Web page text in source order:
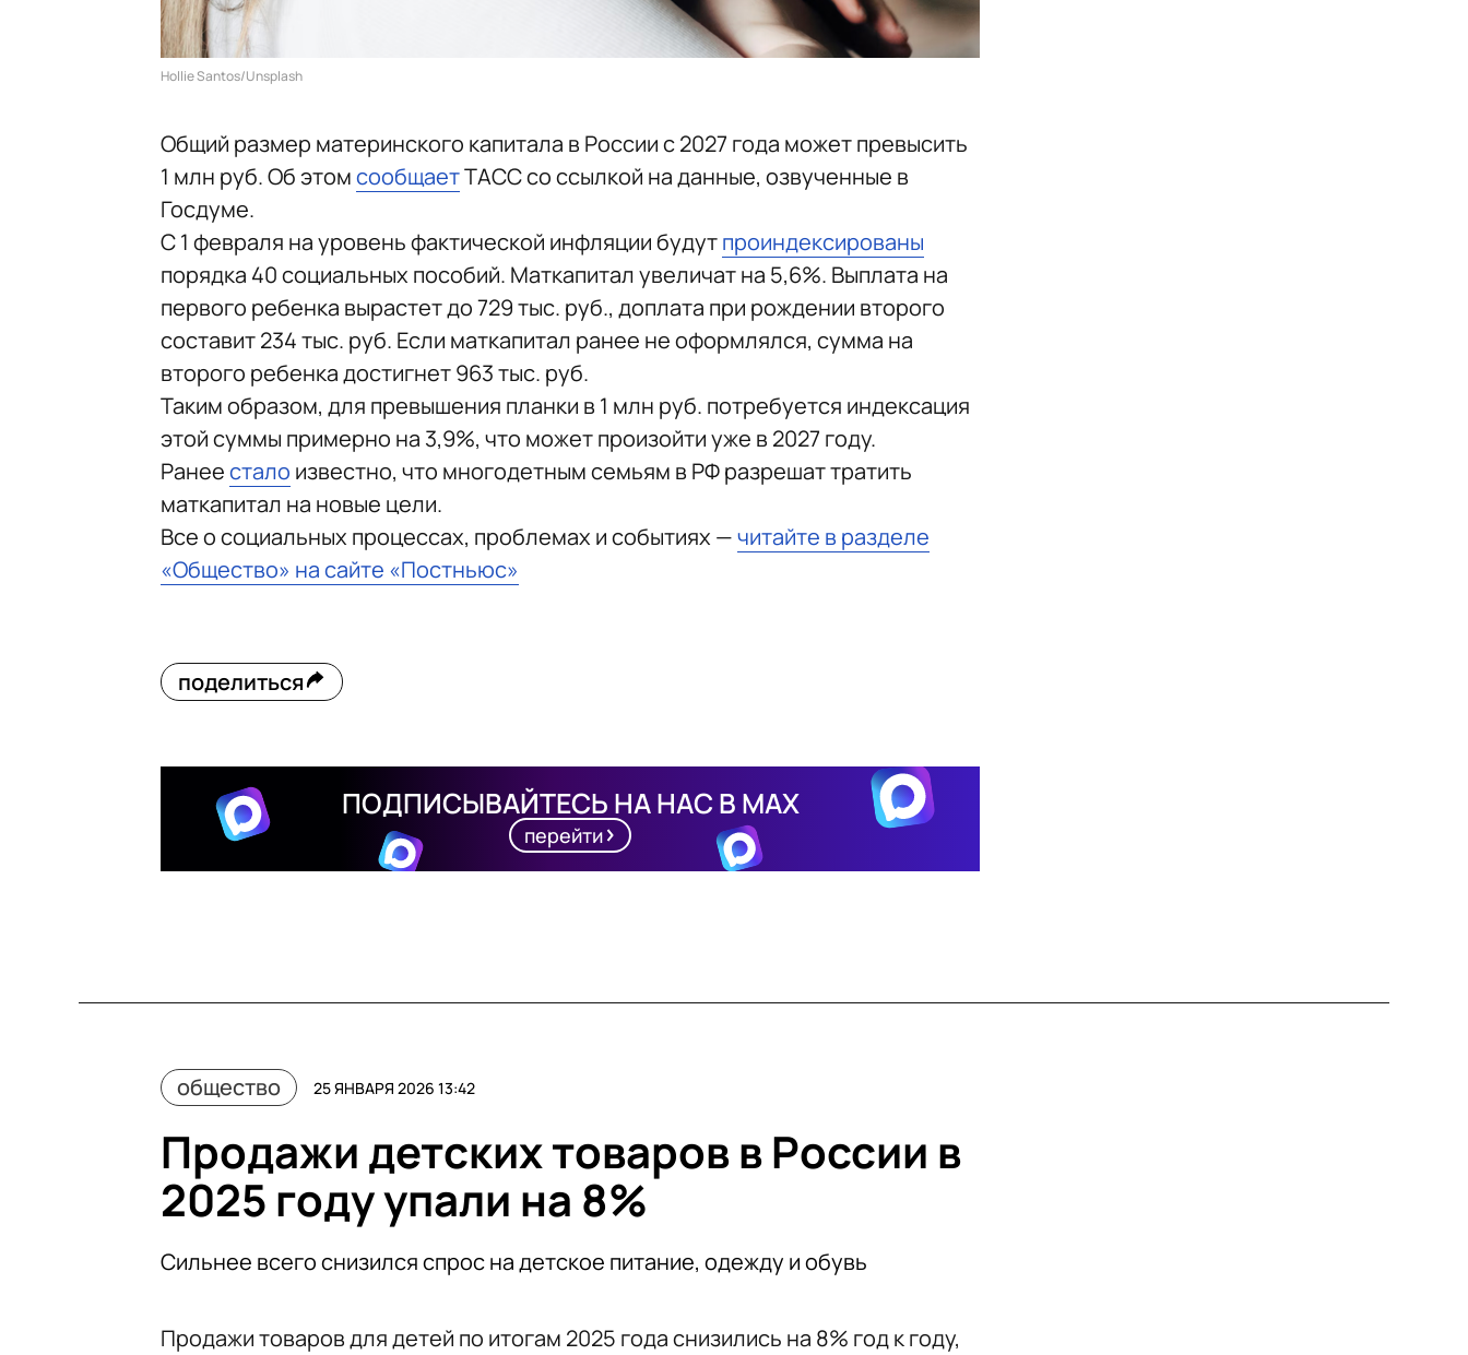
Hollie Santos/Unsplash
Общий размер материнского капитала в России с 2027 года может превысить
1 млн руб. Об этомсообщаетТАСС со ссылкой на данные, озвученные в
Госдуме.
С 1 февраля на уровень фактической инфляции будутпроиндексированы
порядка 40 социальных пособий. Маткапитал увеличат на 5,6%. Выплата на
первого ребенка вырастет до 729 тыс. руб., доплата при рождении второго
составит 234 тыс. руб. Если маткапитал ранее не оформлялся, сумма на
второго ребенка достигнет 963 тыс. руб.
Таким образом, для превышения планки в 1 млн руб. потребуется индексация
этой суммы примерно на 3,9%, что может произойти уже в 2027 году.
Ранеестало известно, что многодетным семьям в РФ разрешат тратить
маткапитал на новые цели.
Все о социальных процессах, проблемах и событиях —читайте в разделе
«Общество» на сайте «Постньюс»
поделиться
ПОДПИСЫВАЙТЕСЬ НА НАС В MAX
перейти
общество 25 ЯНВАРЯ 2026 13:42
Продажи детских товаров в России в
2025 году упали на 8%
Сильнее всего снизился спрос на детское питание, одежду и обувь
Продажи товаров для детей по итогам 2025 года снизились на 8% год к году,